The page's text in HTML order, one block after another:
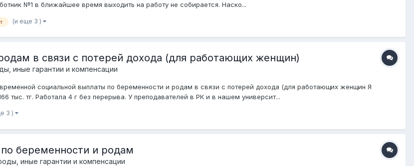
№1 в ближайшее время выходить на работу не собирается. Наско...
(и еще 3 )
в связи с потерей дохода (для работающих женщин)
иные гарантии и компенсации
социальной выплаты по беременности и родам в связи с потерей дохода (для работающих женщин Я
тыс. тг. Работала 4 г без перерыва. У преподавателей в РК и в нашем университ...
3 )
беременности и родам
иные гарантии и компенсации